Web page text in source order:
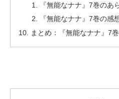
『無能なナナ』7巻のあ
『無能なナナ』7巻の感
まとめ：『無能なナナ』7